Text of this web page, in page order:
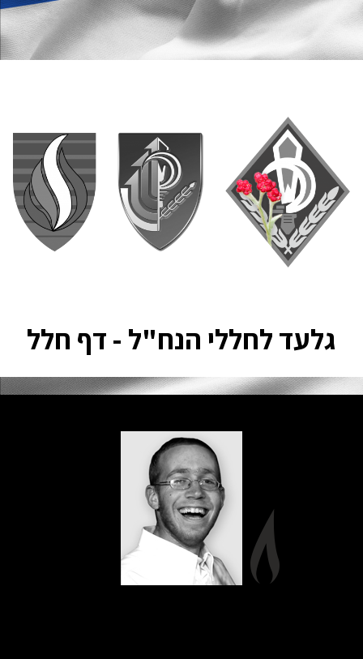
גלעד לחללי הנח"ל - דף חלל